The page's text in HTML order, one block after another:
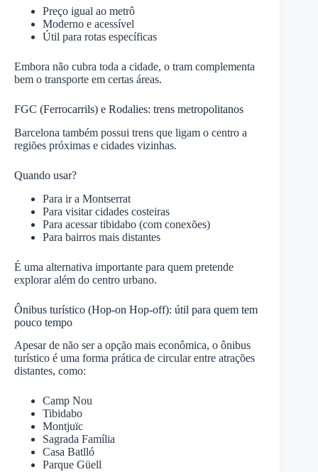
Preço igual ao metrô
Moderno e acessível
Útil para rotas específicas
Embora não cubra toda a cidade, o tram complementa
bem o transporte em certas áreas.
FGC (Ferrocarrils) e Rodalies: trens metropolitanos
Barcelona também possui trens que ligam o centro a
regiões próximas e cidades vizinhas.
Quando usar?
Para ir a Montserrat
Para visitar cidades costeiras
Para acessar tibidabo (com conexões)
Para bairros mais distantes
É uma alternativa importante para quem pretende
explorar além do centro urbano.
Ônibus turístico (Hop-on Hop-off): útil para quem tem
pouco tempo
Apesar de não ser a opção mais econômica, o ônibus
turístico é uma forma prática de circular entre atrações
distantes, como:
Camp Nou
Tibidabo
Montjuïc
Sagrada Família
Casa Batlló
Parque Güell